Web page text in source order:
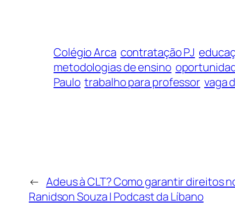
Colégio Arca contratação PJ
metodologias de ensino
Paulo trabalho para professor vaga
← Adeus à CLT? Como garantir direitos
Ranidson Souza | Podcast da Líbano